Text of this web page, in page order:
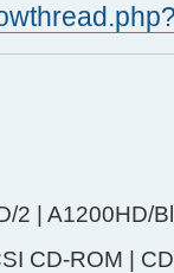
2 | A1200HD/
CD-ROM |